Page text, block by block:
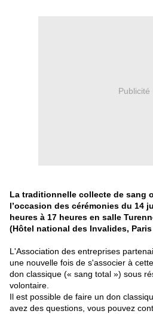
Publicité
La traditionnelle collecte de sang
l’occasion des cérémonies du 14
heures à 17 heures en salle
(Hôtel national des Invalides, Paris
L'Association des entreprises
une nouvelle fois de s'associer à
don classique (« sang total ») sous
volontaire.
Il est possible de faire un don
avez des questions, vous pouvez